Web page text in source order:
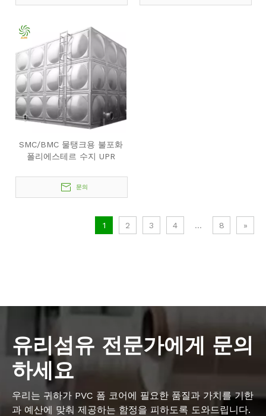
SMC/BMC 물탱크용 불포화
폴리에스테르 수지 UPR
문의
1 2 3 4 ... 8 »
유리섬유 전문가에게 문의
하세요
우리는 귀하가 PVC 폼 코어에 필요한 품질과 가치를 기한
과 예산에 맞춰 제공하는 함정을 피하도록 도와드립니다.